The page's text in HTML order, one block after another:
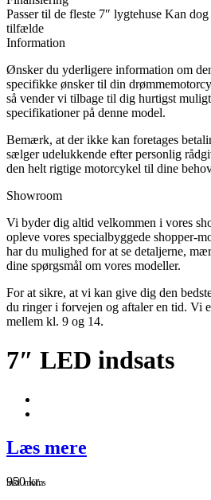
Passer til de fleste 7″ lygtehuse Kan
tilfælde
Information
Ønsker du yderligere information om
specifikke ønsker til din
så vender vi tilbage til dig hurtigst
specifikationer på denne model.
Bemærk, at der ikke kan foretages
sælger udelukkende efter personlig
den helt rigtige motorcykel til dine
Showroom
Vi byder dig altid velkommen i vores
opleve vores specialbyggede shopper-
har du mulighed for at se detaljerne,
dine spørgsmål om vores modeller.
For at sikre, at vi kan give dig den
du ringer i forvejen og aftaler en tid. Vi
mellem kl. 9 og 14.
7″ LED indsats
Læs mere
950kr.
inkl. moms